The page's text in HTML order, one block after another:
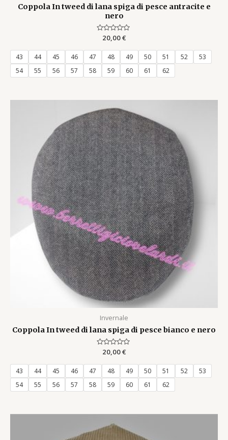
Coppola In tweed di lana spiga di pesce antracite e
nero
Rated
out
20,00€
43 44 45 46 47 48 49 50 51 52
53
54
55 56 57 58 59 60 61 62
Invernale
Coppola In tweed di lana spiga di pesce bianco e nero
Rated
out
20,00€
43 44 45 46 47 48 49 50 51 52
53
54
55 56 57 58 59 60 61 62